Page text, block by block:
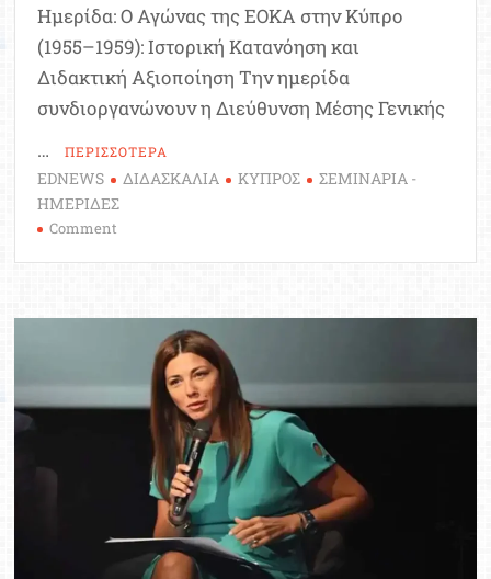
Ημερίδα: Ο Αγώνας της ΕΟΚΑ στην Κύπρο
(1955–1959): Ιστορική Κατανόηση και
Διδακτική Αξιοποίηση Την ημερίδα
συνδιοργανώνουν η Διεύθυνση Μέσης Γενικής
…
ΠΕΡΙΣΣΟΤΕΡΑ
EDNEWS ΔΙΔΑΣΚΑΛΙΑ ΚΥΠΡΟΣ
ΣΕΜΙΝΑΡΙΑ -
ΗΜΕΡΙΔΕΣ
Comment
Κυπριακός
Αγώνας:
Ημερίδα
εκπαιδευτικούς